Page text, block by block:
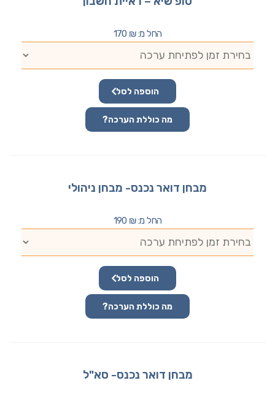
החל מ: 170 ₪
הוספה לסל
מה כוללת הערכה?
מבחן דואר נכנס- מבחן ניהולי
החל מ: 190 ₪
הוספה לסל
מה כוללת הערכה?
מבחן דואר נכנס- סא"ל